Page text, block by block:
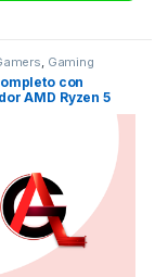
, Gaming
con
AMD Ryzen 5